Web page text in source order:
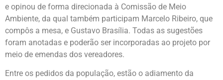
e opinou de forma direcionada à Comissão de Meio
Ambiente, da qual também participam Marcelo Ribeiro, que
compôs a mesa, e Gustavo Brasília. Todas as sugestões
foram anotadas e poderão ser incorporadas ao projeto por
meio de emendas dos vereadores.
Entre os pedidos da população, estão o adiamento da